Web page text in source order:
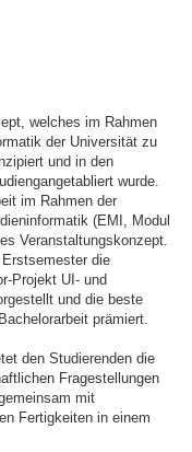
welches im Rahmen
der Universität zu
und in den
wurde.
im Rahmen der
(EMI, Modul
Veranstaltungskonzept.
Erstsemester die
Projekt UI- und
und die beste
prämiert.
den Studierenden die
Fragestellungen
mit
Fertigkeiten in einem